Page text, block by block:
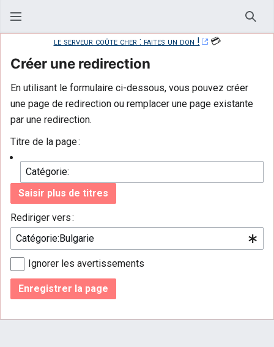
le serveur coûte cher : faites un don !
💳
Créer une redirection
En utilisant le formulaire ci-dessous, vous pouvez créer
une page de redirection ou remplacer une page existante
par une redirection.
Titre de la page :
Saisir plus de titres
Rediriger vers :
Ignorer les avertissements
Enregistrer la page